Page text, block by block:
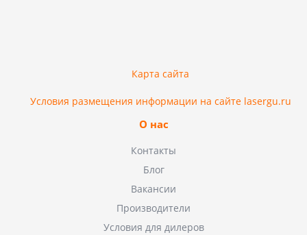
Карта сайта
Условия размещения информации на сайте lasergu.ru
О нас
Контакты
Блог
Вакансии
Производители
Условия для дилеров